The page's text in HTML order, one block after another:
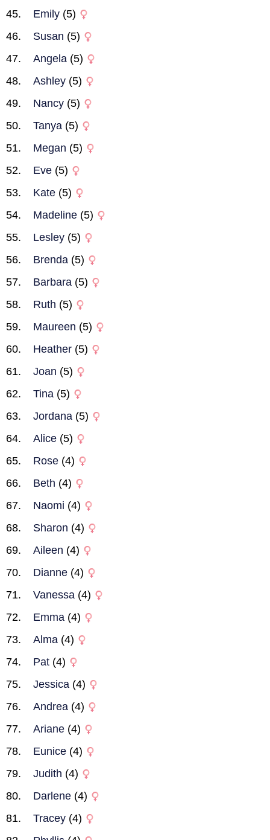
Emily (5)
Susan (5)
Angela (5)
Ashley (5)
Nancy (5)
Tanya (5)
Megan (5)
Eve (5)
Kate (5)
Madeline (5)
Lesley (5)
Brenda (5)
Barbara (5)
Ruth (5)
Maureen (5)
Heather (5)
Joan (5)
Tina (5)
Jordana (5)
Alice (5)
Rose (4)
Beth (4)
Naomi (4)
Sharon (4)
Aileen (4)
Dianne (4)
Vanessa (4)
Emma (4)
Alma (4)
Pat (4)
Jessica (4)
Andrea (4)
Ariane (4)
Eunice (4)
Judith (4)
Darlene (4)
Tracey (4)